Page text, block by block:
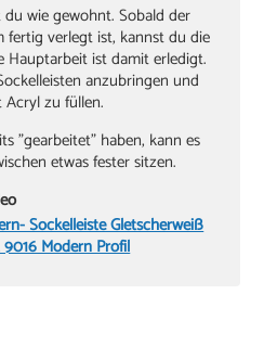
wie gewohnt. Sobald der
fertig verlegt ist, kannst du die
Hauptarbeit ist damit erledigt.
anzubringen und
zu füllen.
"gearbeitet" haben, kann es
etwas fester sitzen.
Sockelleiste Gletscherweiß
Modern Profil